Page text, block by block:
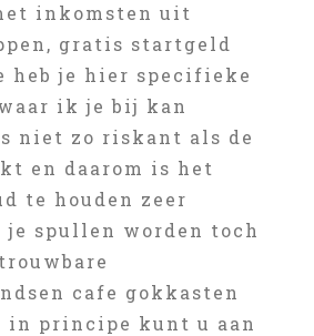
inkomsten uit
gratis startgeld
heb je hier specifieke
ik je bij kan
niet zo riskant als de
en daarom is het
te houden zeer
je spullen worden toch
cafe gokkasten
in principe kunt u aan